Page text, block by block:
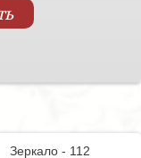
Зеркало - 112